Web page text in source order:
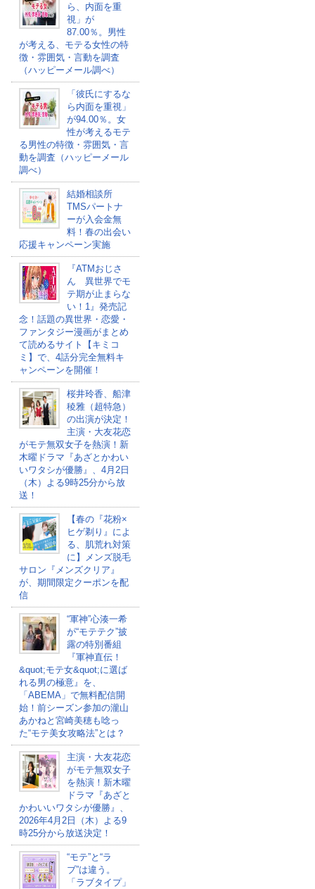
ら、内面を重
視」が
87.00％。男性
が考える、モテる女性の特
徴・雰囲気・言動を調査
（ハッピーメール調べ）
「彼氏にするな
ら内面を重視」
が94.00％。女
性が考えるモテ
る男性の特徴・雰囲気・言
動を調査（ハッピーメール
調べ）
結婚相談所
TMSパートナ
ーが入会金無
料！春の出会い
応援キャンペーン実施
『ATMおじさ
ん 異世界でモ
テ期が止まらな
い！1』発売記
念！話題の異世界・恋愛・
ファンタジー漫画がまとめ
て読めるサイト【キミコ
ミ】で、4話分完全無料キ
ャンペーンを開催！
桜井玲香、船津
稜雅（超特急）
の出演が決定！
主演・大友花恋
がモテ無双女子を熱演！新
木曜ドラマ『あざとかわい
いワタシが優勝』、4月2日
（木）よる9時25分から放
送！
【春の『花粉×
ヒゲ剃り』によ
る、肌荒れ対策
に】メンズ脱毛
サロン『メンズクリア』
が、期間限定クーポンを配
信
“軍神”心湊一希
が“モテテク”披
露の特別番組
『軍神直伝！
&quot;モテ女&quot;に選ば
れる男の極意』を、
「ABEMA」で無料配信開
始！前シーズン参加の瀧山
あかねと宮崎美穂も唸っ
た“モテ美女攻略法”とは？
主演・大友花恋
がモテ無双女子
を熱演！新木曜
ドラマ『あざと
かわいいワタシが優勝』、
2026年4月2日（木）よる9
時25分から放送決定！
“モテ”と“ラ
ブ”は違う。
「ラブタイプ」